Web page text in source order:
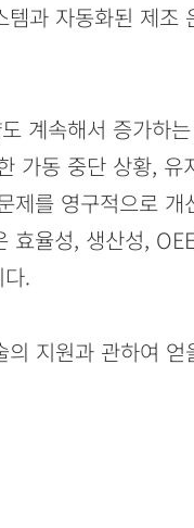
과 자동화된 제조
계속해서 증가하
가동 중단 상황, 유
를 영구적으로 개
율성, 생산성,
.
지원과 관하여 얻